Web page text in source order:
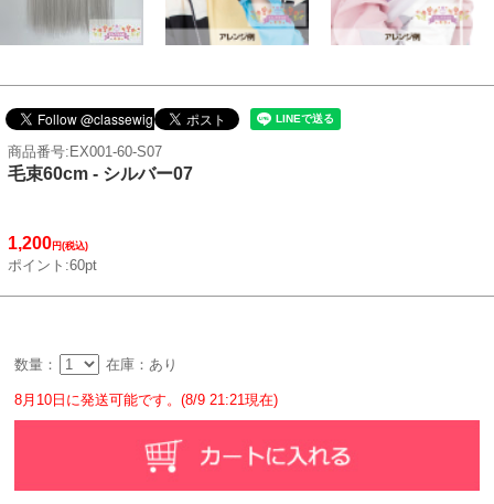
商品番号:EX001-60-S07
毛束60cm - シルバー07
1,200円(税込)
ポイント:60pt
数量： 在庫：あり
8月10日に発送可能です。(8/9 21:21現在)